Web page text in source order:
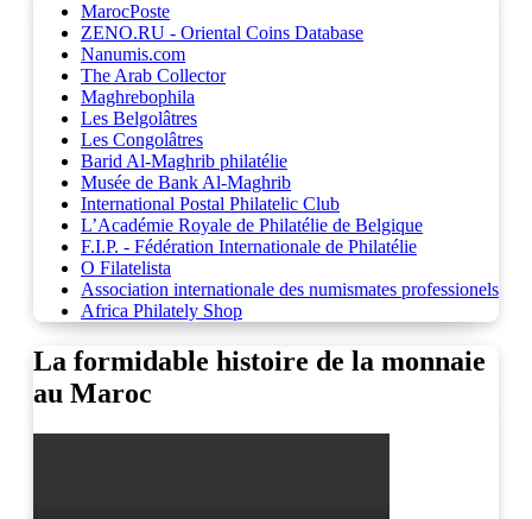
MarocPoste
ZENO.RU - Oriental Coins Database
Nanumis.com
The Arab Collector
Maghrebophila
Les Belgolâtres
Les Congolâtres
Barid Al-Maghrib philatélie
Musée de Bank Al-Maghrib
International Postal Philatelic Club
L’Académie Royale de Philatélie de Belgique
F.I.P. - Fédération Internationale de Philatélie
O Filatelista
Association internationale des numismates professionels
Africa Philately Shop
La formidable histoire de la monnaie
au Maroc